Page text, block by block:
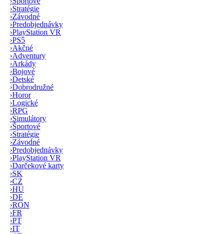
›Stratégie
›Závodné
›Predobjednávky
›PlayStation VR
›PS5
›Akčné
›Adventury
›Arkády
›Bojové
›Detské
›Dobrodružné
›Horor
›Logické
›RPG
›Simulátory
›Športové
›Stratégie
›Závodné
›Predobjednávky
›PlayStation VR
›Darčekové karty
›SK
›CZ
›HU
›DE
›RON
›FR
›PT
›IT